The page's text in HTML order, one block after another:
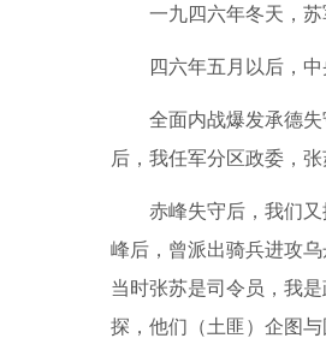
一九四六年冬天，苏
四六年五月以后，
全面内战爆发承德
后，我任军分区政委，张
赤峰失守后，我们
峰后，曾派出骑兵进攻
当时张苏是司令员，我
探，他们（土匪）企图